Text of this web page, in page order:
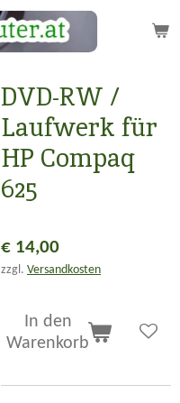
DVD-RW /
Laufwerk für
HP Compaq
625
€ 14,00
zzgl. Versandkosten
In den
Warenkorb